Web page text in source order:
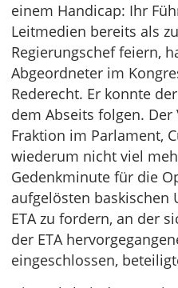
einem Handicap: Ihr
Leitmedien bereits als
Regierungschef feiern,
Abgeordneter im
Rederecht. Er konnte
dem Abseits folgen. Der
Fraktion im Parlament,
wiederum nicht viel
Gedenkminute für die
aufgelösten
ETA zu fordern, an der
der ETA
eingeschlossen,